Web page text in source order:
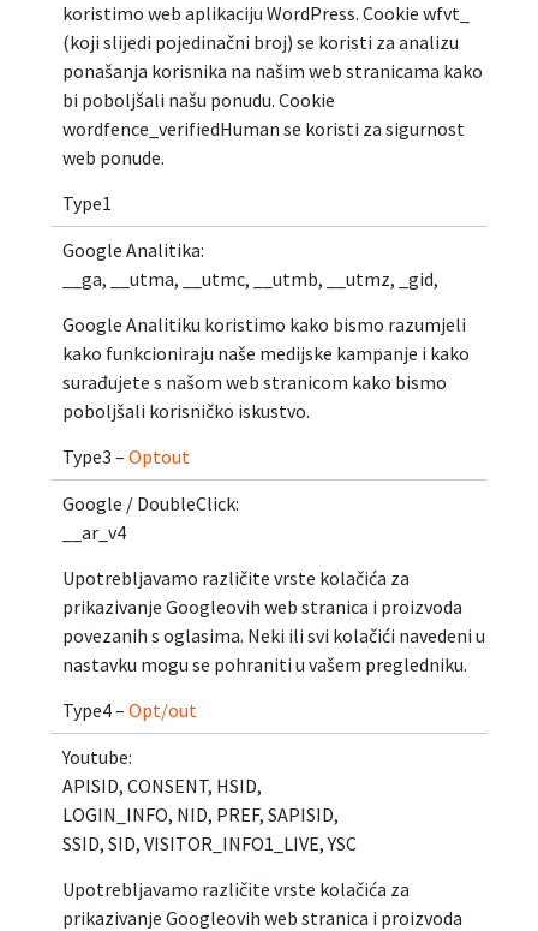
koristimo web aplikaciju WordPress. Cookie wfvt_
(koji slijedi pojedinačni broj) se koristi za analizu
ponašanja korisnika na našim web stranicama kako
bi poboljšali našu ponudu. Cookie
wordfence_verifiedHuman se koristi za sigurnost
web ponude.
Type1
Google Analitika:
__ga, __utma, __utmc, __utmb, __utmz, _gid,
Google Analitiku koristimo kako bismo razumjeli
kako funkcioniraju naše medijske kampanje i kako
surađujete s našom web stranicom kako bismo
poboljšali korisničko iskustvo.
Type3 – Optout
Google / DoubleClick:
__ar_v4
Upotrebljavamo različite vrste kolačića za
prikazivanje Googleovih web stranica i proizvoda
povezanih s oglasima. Neki ili svi kolačići navedeni u
nastavku mogu se pohraniti u vašem pregledniku.
Type4 – Opt/out
Youtube:
APISID, CONSENT, HSID,
LOGIN_INFO, NID, PREF, SAPISID,
SSID, SID, VISITOR_INFO1_LIVE, YSC
Upotrebljavamo različite vrste kolačića za
prikazivanje Googleovih web stranica i proizvoda